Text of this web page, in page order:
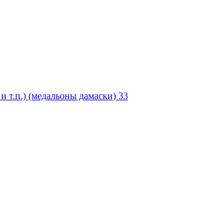
т.п.) (медальоны дамаски) 33